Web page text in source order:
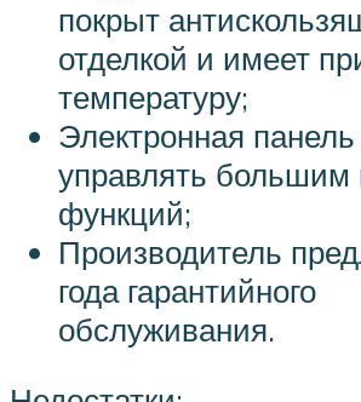
покрыт
отделкой и имеет
температуру;
Электронная
управлять большим
функций;
Производитель
года гарантийного
обслуживания.